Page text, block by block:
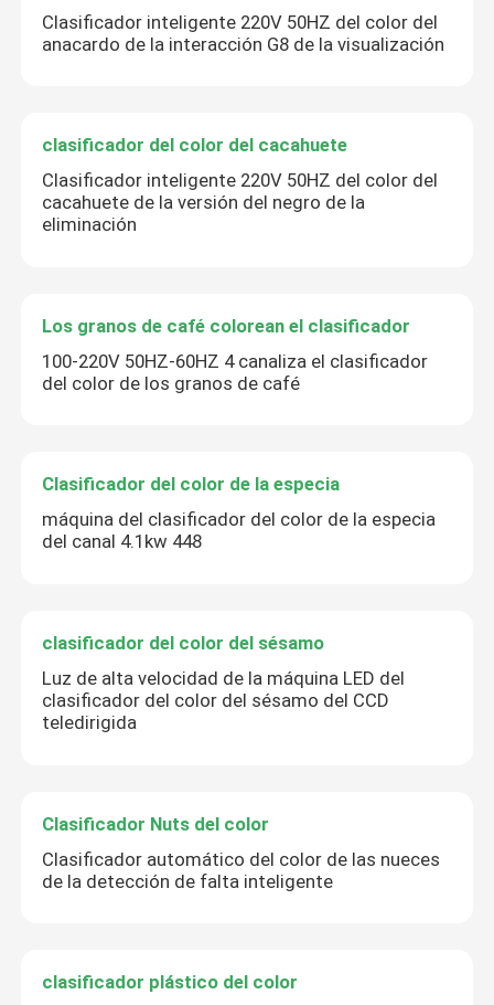
Clasificador inteligente 220V 50HZ del color del
anacardo de la interacción G8 de la visualización
clasificador del color del cacahuete
Clasificador inteligente 220V 50HZ del color del
cacahuete de la versión del negro de la
eliminación
Los granos de café colorean el clasificador
100-220V 50HZ-60HZ 4 canaliza el clasificador
del color de los granos de café
Clasificador del color de la especia
máquina del clasificador del color de la especia
del canal 4.1kw 448
clasificador del color del sésamo
Luz de alta velocidad de la máquina LED del
clasificador del color del sésamo del CCD
teledirigida
Clasificador Nuts del color
Clasificador automático del color de las nueces
de la detección de falta inteligente
clasificador plástico del color